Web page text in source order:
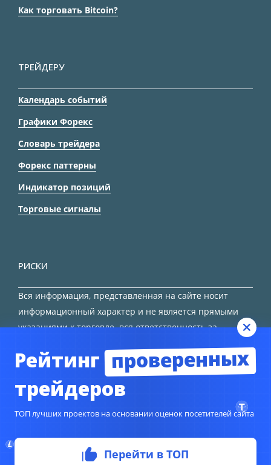
Как торговать Bitcoin?
ТРЕЙДЕРУ
Календарь событий
Графики Форекс
Словарь трейдера
Форекс паттерны
Индикатор позиций
Торговые сигналы
РИСКИ
Вся информация, представленная на сайте носит
информационный характер и не является прямыми
указаниями к торговле, вся ответственность за
© Copyright 2024TORFOREX.COM
Рейтинг проверенных
трейдеров
ТОП лучших проектов на основании оценок посетителей сайта
Перейти в ТОП